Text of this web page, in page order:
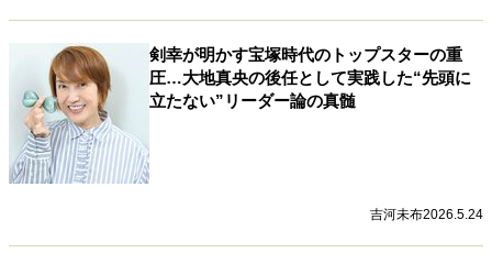
剣幸が明かす宝塚時代のトップスターの重
圧…大地真央の後任として実践した“先頭に
立たない”リーダー論の真髄
吉河未布2026.5.24